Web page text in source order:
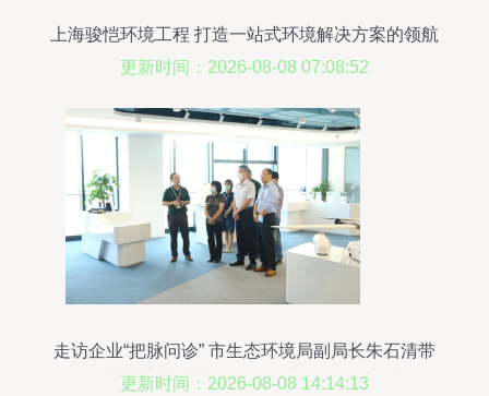
上海骏恺环境工程 打造一站式环境解决方案的领航
者
更新时间：2026-08-08 07:08:52
走访企业“把脉问诊” 市生态环境局副局长朱石清带
队开展大走访大排查，推动经济绿色转型高质量发
更新时间：2026-08-08 14:14:13